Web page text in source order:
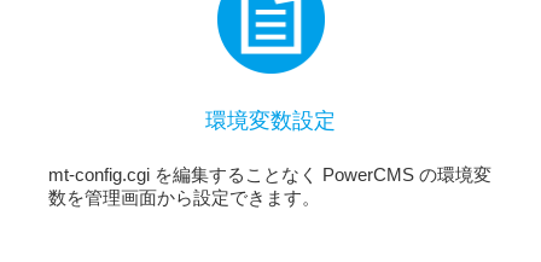
環境変数設定
mt-config.cgi を編集することなく PowerCMS の環境変
数を管理画面から設定できます。